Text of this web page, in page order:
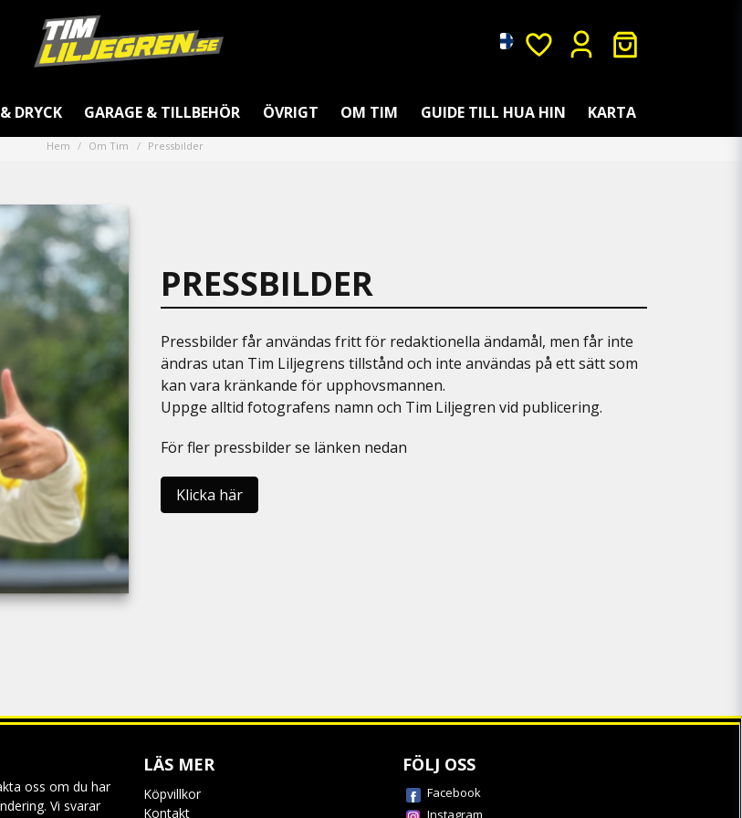
DRYCK GARAGE & TILLBEHÖR ÖVRIGT OM TIM GUIDE TILL HUA HIN KARTA
Hem Om Tim Pressbilder
PRESSBILDER
Pressbilder får användas fritt för redaktionella ändamål, men får inte
ändras utan Tim Liljegrens tillstånd och inte användas på ett sätt som
kan vara kränkande för upphovsmannen.
Uppge alltid fotografens namn och Tim Liljegren vid publicering.
För fler pressbilder se länken nedan
Klicka här
oss om du har
Vi svarar
LÄS MER
Köpvillkor
Kontakt
FÖLJ OSS
Facebook
Instagram